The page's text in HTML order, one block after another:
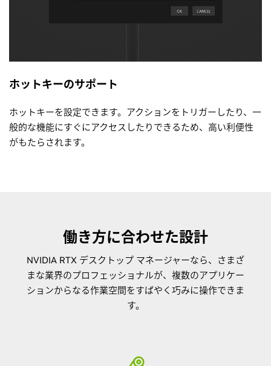
ホットキーのサポート
ホットキーを設定できます。アクションをトリガーしたり、一
般的な機能にすぐにアクセスしたりできるため、高い利便性
がもたらされます。
働き方に合わせた設計
NVIDIA RTX デスクトップ マネージャーなら、さまざ
まな業界のプロフェッショナルが、複数のアプリケー
ションからなる作業空間をすばやく巧みに操作できま
す。